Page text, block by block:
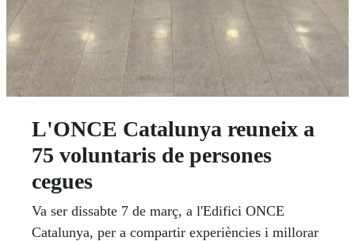
L'ONCE Catalunya reuneix a
75 voluntaris de persones
cegues
Va ser dissabte 7 de març, a l'Edifici ONCE
Catalunya, per a compartir experiències i millorar